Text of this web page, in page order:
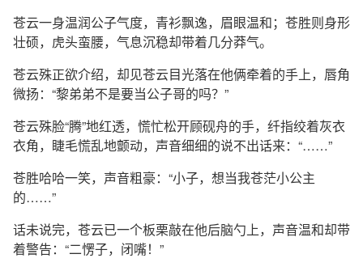
苍云一身温润公子气度，青衫飘逸，眉眼温和；苍胜则身形
壮硕，虎头蛮腰，气息沉稳却带着几分莽气。
苍云殊正欲介绍，却见苍云目光落在他俩牵着的手上，唇角
微扬：“黎弟弟不是要当公子哥的吗？”
苍云殊脸“腾”地红透，慌忙松开顾砚舟的手，纤指绞着灰衣
衣角，睫毛慌乱地颤动，声音细细的说不出话来：“……”
苍胜哈哈一笑，声音粗豪：“小子，想当我苍茫小公主
的……”
话未说完，苍云已一个板栗敲在他后脑勺上，声音温和却带
着警告：“二愣子，闭嘴！”